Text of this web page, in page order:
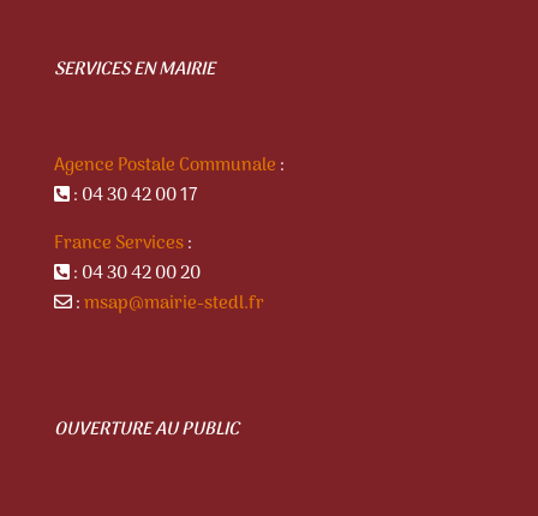
SERVICES EN MAIRIE
Agence Postale Communale :
: 04 30 42 00 17
France Services:
: 04 30 42 00 20
:msap@mairie-stedl.fr
OUVERTURE AU PUBLIC